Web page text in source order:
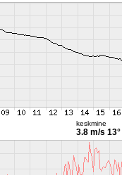
keskmine
3.8 m/s 13°